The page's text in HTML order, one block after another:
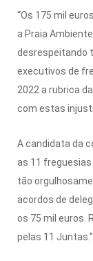
“Os 175 mil
a Praia
desrespeitando
executivos de
2022 a rubrica
com estas
A candidata da
as 11 freguesias
tão
acordos de
os 75 mil euros.
pelas 11 Juntas.”